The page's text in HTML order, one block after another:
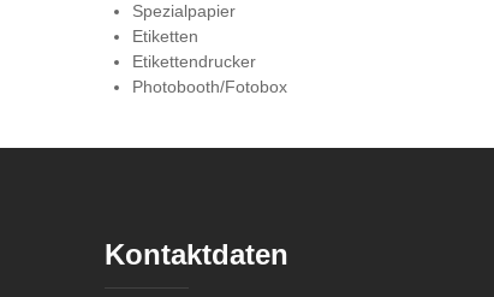
Spezialpapier
Etiketten
Etikettendrucker
Photobooth/Fotobox
Kontaktdaten